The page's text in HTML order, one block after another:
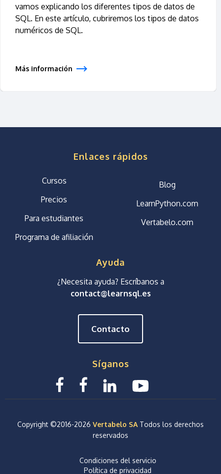
vamos explicando los diferentes tipos de datos de
SQL. En este artículo, cubriremos los tipos de datos
numéricos de SQL.
Más información
Enlaces rápidos
Cursos
Precios
Para estudiantes
Programa de afiliación
Blog
LearnPython.com
Vertabelo.com
Ayuda
¿Necesita ayuda? Escríbanos a
contact@learnsql.es
Contacto
Síganos
Copyright ©2016-2026 Vertabelo SA Todos los derechos
reservados
Condiciones del servicio
Política de privacidad